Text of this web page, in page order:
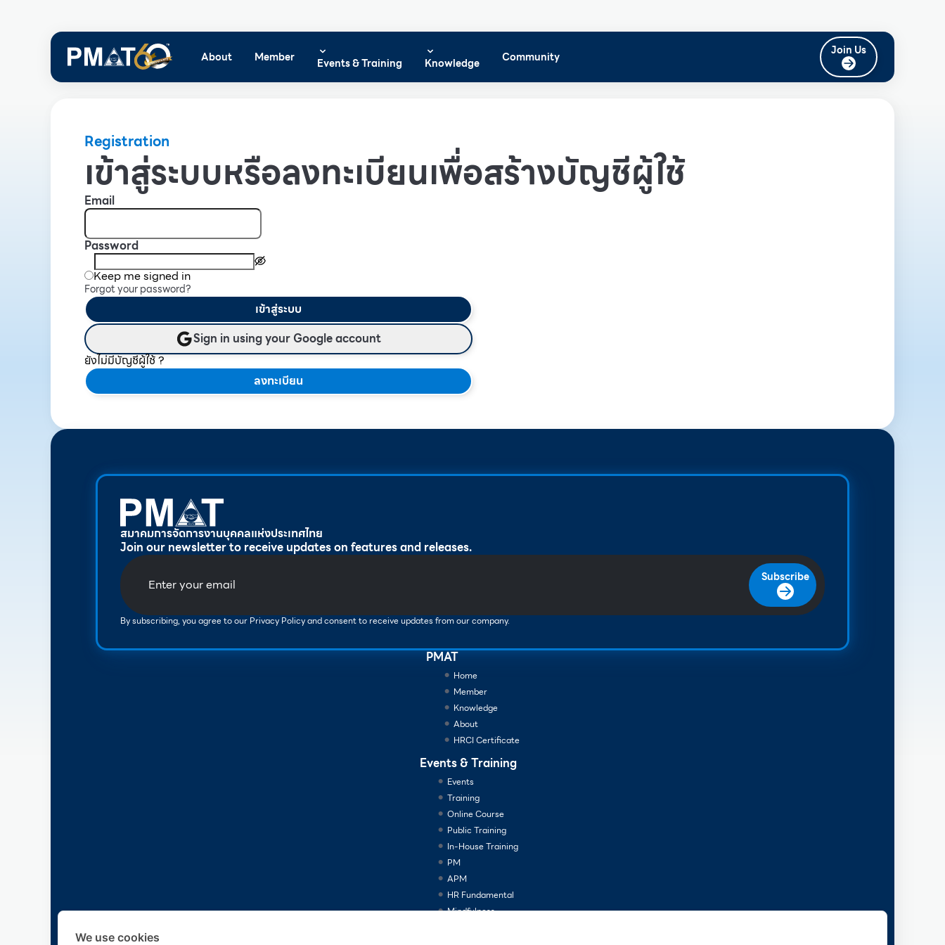
About Member Events & Training Knowledge Community Join Us
Registration
เข้าสู่ระบบหรือลงทะเบียนเพื่อสร้างบัญชีผู้ใช้
Email
Password
Keep me signed in
Forgot your password?
เข้าสู่ระบบ
Sign in using your Google account
ยังไม่มีบัญชีผู้ใช้ ?
ลงทะเบียน
สมาคมการจัดการงานบุคคลแห่งประเทศไทย
Join our newsletter to receive updates on features and releases.
Subscribe
By subscribing, you agree to our Privacy Policy and consent to receive updates from our company.
PMAT
Home
Member
Knowledge
About
HRCI Certificate
Events & Training
Events
Training
Online Course
Public Training
In-House Training
PM
APM
HR Fundamental
Mindfulness
We use cookies